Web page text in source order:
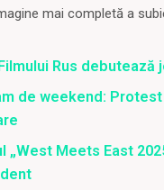
mai completă a
Rus debutează
de weekend:
„West Meets East